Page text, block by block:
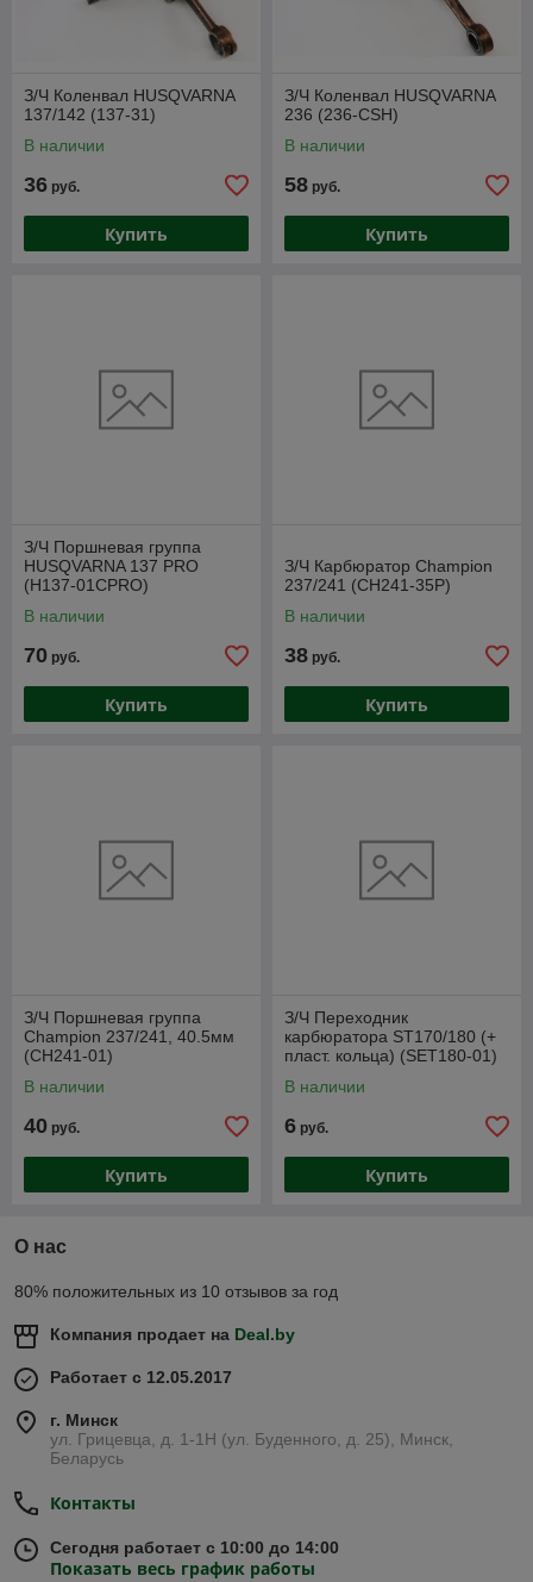
З/Ч Коленвал HUSQVARNA
137/142 (137-31)
В наличии
36 руб.
Купить
З/Ч Коленвал HUSQVARNA
236 (236-CSH)
В наличии
58 руб.
Купить
З/Ч Поршневая группа
HUSQVARNA 137 PRO
(H137-01CPRO)
В наличии
70 руб.
Купить
З/Ч Карбюратор Champion
237/241 (CH241-35P)
В наличии
38 руб.
Купить
З/Ч Поршневая группа
Champion 237/241, 40.5мм
(CH241-01)
В наличии
40 руб.
Купить
З/Ч Переходник
карбюратора ST170/180 (+
пласт. кольца) (SET180-01)
В наличии
6 руб.
Купить
О нас
80% положительных из 10 отзывов за год
Компания продает на Deal.by
Работает с 12.05.2017
г. Минск
ул. Грицевца, д. 1-1Н (ул. Буденного, д. 25), Минск,
Беларусь
Контакты
Сегодня работает с 10:00 до 14:00
Показать весь график работы